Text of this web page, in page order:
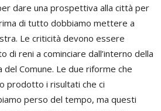
dare una prospettiva alla città per
di tutto dobbiamo mettere a
Le criticità devono essere
di reni a cominciare dall’interno della
del Comune. Le due riforme che
prodotto i risultati che ci
perso del tempo, ma questi